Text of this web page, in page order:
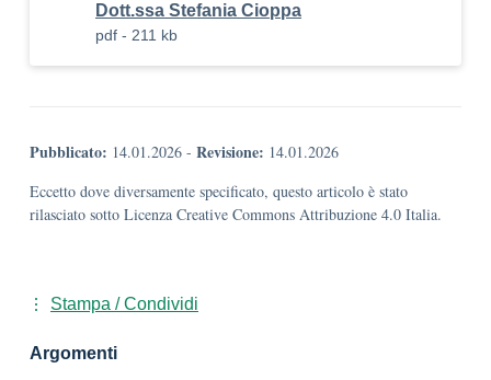
Dott.ssa Stefania Cioppa
pdf - 211 kb
Pubblicato: 14.01.2026 - Revisione: 14.01.2026
Eccetto dove diversamente specificato, questo articolo è stato
rilasciato sotto Licenza Creative Commons Attribuzione 4.0 Italia.
Stampa / Condividi
Argomenti